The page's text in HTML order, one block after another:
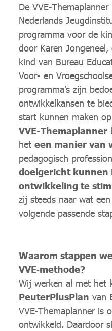
De VVE-
Nederlands
programma voor de
door Karen
kind van Bureau
Voor- en
programma’s zijn
ontwikkelkansen te
start kunnen maken
VVE-Themaplanner
het een manier van
pedagogisch
doelgericht kunnen
ontwikkeling te
zij steeds naar wat
volgende passende
Waarom stappen
VVE‑methode?
Wij werken al met het
PeuterPlusPlan van
VVE-Themaplanner is
ontwikkeld. Daardoor